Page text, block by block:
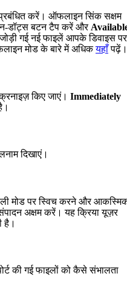
करें। ऑफलाइन सिंक सक्षम
डॉट्स बटन टैप करें और
गई नई फाइलें आपके डिवाइस पर
मोड के बारे में अधिकयहाँपढ़ें।
किए जाएं। Immediately
दिखाएं।
मोड पर स्विच करने और
अक्षम करें। यह क्रिया यूज़र
है।
की गई फाइलों को कैसे संभालता